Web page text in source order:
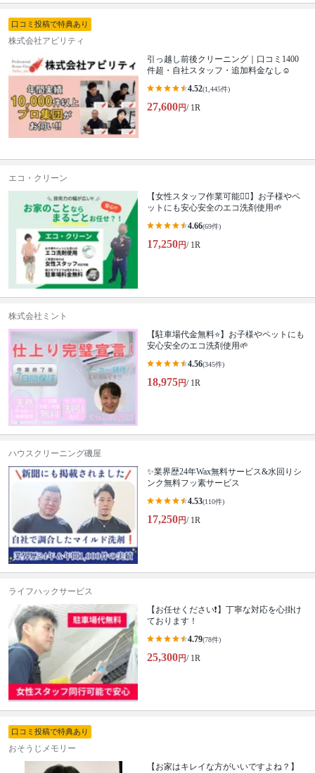
口コミ投稿で特典あり
株式会社アビリティ
引っ越し前後クリーニング｜口コミ1400
件超・自社スタッフ・追加料金なし☺️
4.52(1,445件)
27,600円/ 1R
エコ・クリーン
【女性スタッフ作業可能🙆‍♀️】お子様やペ
ットにも安心安全のエコ洗剤使用🌱
4.66(69件)
17,250円/ 1R
株式会社ミント
【駐車場代金無料⭐️】お子様やペットにも
安心安全のエコ洗剤使用🌱
4.56(345件)
18,975円/ 1R
ハウスクリーニング磯屋
✨業界歴24年Wax無料サービス&水回りシ
ンク無料フッ素サービス
4.53(110件)
17,250円/ 1R
ライフハックサービス
【お任せください❗️】丁寧な対応を心掛け
ております！
4.79(78件)
25,300円/ 1R
口コミ投稿で特典あり
おそうじメモリー
【お家はキレイな方がいいですよね？】